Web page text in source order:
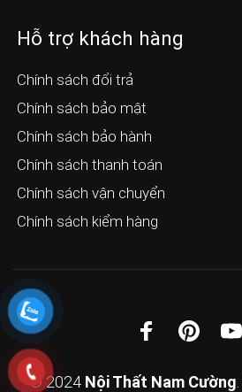
Hỗ trợ khách hàng
Chính sách đổi trả
Chính sách bảo mật
Chính sách bảo hành
Chính sách thanh toán
Chính sách vận chuyển
Chính sách kiểm hàng
© 2024 Nội Thất Nam Cường